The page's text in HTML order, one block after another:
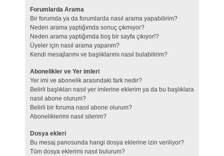
Forumlarda Arama
Bir forumda ya da forumlarda nasıl arama yapabilirim?
Neden arama yaptığımda sonuç çıkmıyor?
Neden arama yaptığımda boş bir sayfa çıkıyor!?
Üyeler için nasıl arama yaparım?
Kendi mesajlarımı ve başlıklarımı nasıl bulabilirim?
Abonelikler ve Yer imleri
Yer imi ve abonelik arasındaki fark nedir?
Belirli başlıkları nasıl yer imlerine eklerim ya da bu başlıklara
nasıl abone olurum?
Belirli bir foruma nasıl abone olurum?
Aboneliklerimi nasıl silerim?
Dosya ekleri
Bu mesaj panosunda hangi dosya eklerine izin veriliyor?
Tüm dosya eklerimi nasıl bulurum?